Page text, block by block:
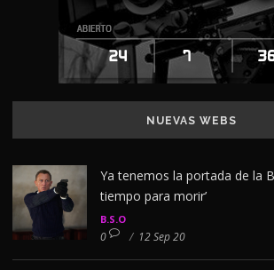
NUEVAS WEBS
Ya tenemos la portada de la
tiempo para morir’
B.S.O
0 / 12 Sep 20